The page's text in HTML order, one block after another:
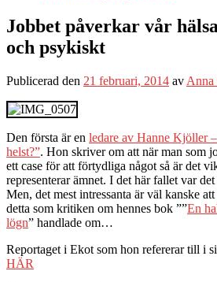
Jobbet påverkar vår
och psykiskt
Publicerad den 21 februari, 2014 av Anna
Den första är en ledare av Hanne Kjöller
helst?”. Hon skriver om att när man som
ett case för att förtydliga något så är det
representerar ämnet. I det här fallet var
Men, det mest intressanta är väl kanske
detta som kritiken om hennes bok ””En
lögn” handlade om…
Reportaget i Ekot som hon refererar till i
HÄR